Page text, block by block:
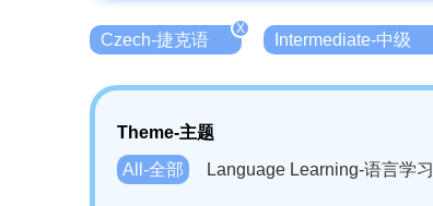
Czech-捷克语
X
Intermediate-中级
Theme-主题
All-全部
Language Learning-语言学习